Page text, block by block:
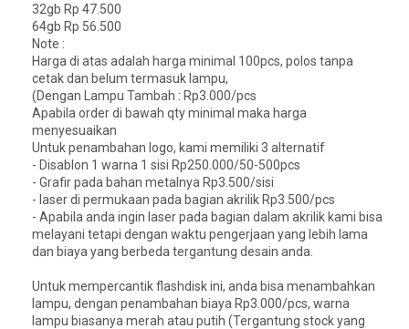
32gb Rp 47.500
64gb Rp 56.500
Note :
Harga di atas adalah harga minimal 100pcs, polos tanpa
cetak dan belum termasuk lampu,
(Dengan Lampu Tambah : Rp3.000/pcs
Apabila order di bawah qty minimal maka harga
menyesuaikan
Untuk penambahan logo, kami memiliki 3 alternatif
- Disablon 1 warna 1 sisi Rp250.000/50-500pcs
- Grafir pada bahan metalnya Rp3.500/sisi
- laser di permukaan pada bagian akrilik Rp3.500/pcs
- Apabila anda ingin laser pada bagian dalam akrilik kami bisa
melayani tetapi dengan waktu pengerjaan yang lebih lama
dan biaya yang berbeda tergantung desain anda.
Untuk mempercantik flashdisk ini, anda bisa menambahkan
lampu, dengan penambahan biaya Rp3.000/pcs, warna
lampu biasanya merah atau putih (Tergantung stock yang